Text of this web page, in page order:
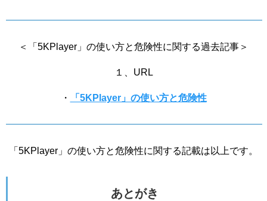
＜「5KPlayer」の使い方と危険性に関する過去記事＞
１、URL
・ 「5KPlayer」の使い方と危険性
「5KPlayer」の使い方と危険性に関する記載は以上です。
あとがき